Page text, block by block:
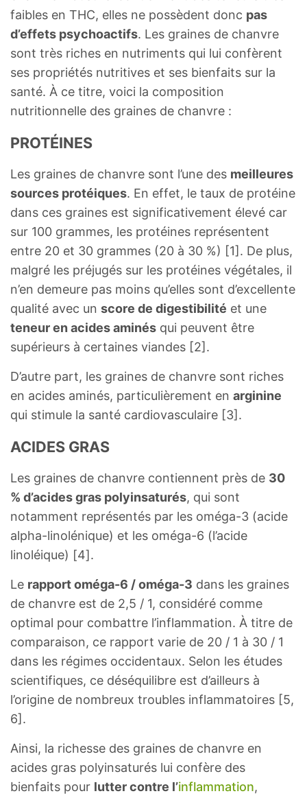
faibles en THC, elles ne possèdent donc pas
d’effets psychoactifs. Les graines de chanvre
sont très riches en nutriments qui lui confèrent
ses propriétés nutritives et ses bienfaits sur la
santé. À ce titre, voici la composition
nutritionnelle des graines de chanvre :
PROTÉINES
Les graines de chanvre sont l’une des meilleures
sources protéiques. En effet, le taux de protéine
dans ces graines est significativement élevé car
sur 100 grammes, les protéines représentent
entre 20 et 30 grammes (20 à 30 %) [1]. De plus,
malgré les préjugés sur les protéines végétales, il
n’en demeure pas moins qu’elles sont d’excellente
qualité avec un score de digestibilité et une
teneur en acides aminés qui peuvent être
supérieurs à certaines viandes [2].
D’autre part, les graines de chanvre sont riches
en acides aminés, particulièrement en arginine
qui stimule la santé cardiovasculaire [3].
ACIDES GRAS
Les graines de chanvre contiennent près de 30
% d’acides gras polyinsaturés, qui sont
notamment représentés par les oméga-3 (acide
alpha-linolénique) et les oméga-6 (l’acide
linoléique) [4].
Le rapport oméga-6 / oméga-3 dans les graines
de chanvre est de 2,5 / 1, considéré comme
optimal pour combattre l’inflammation. À titre de
comparaison, ce rapport varie de 20 / 1 à 30 / 1
dans les régimes occidentaux. Selon les études
scientifiques, ce déséquilibre est d’ailleurs à
l’origine de nombreux troubles inflammatoires [5,
6].
Ainsi, la richesse des graines de chanvre en
acides gras polyinsaturés lui confère des
bienfaits pour lutter contre l’inflammation,